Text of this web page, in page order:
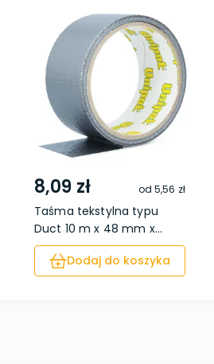
8,09 zł od5,56 zł
Taśma tekstylna typu
Duct 10 m x 48 mm x...
Dodaj do koszyka